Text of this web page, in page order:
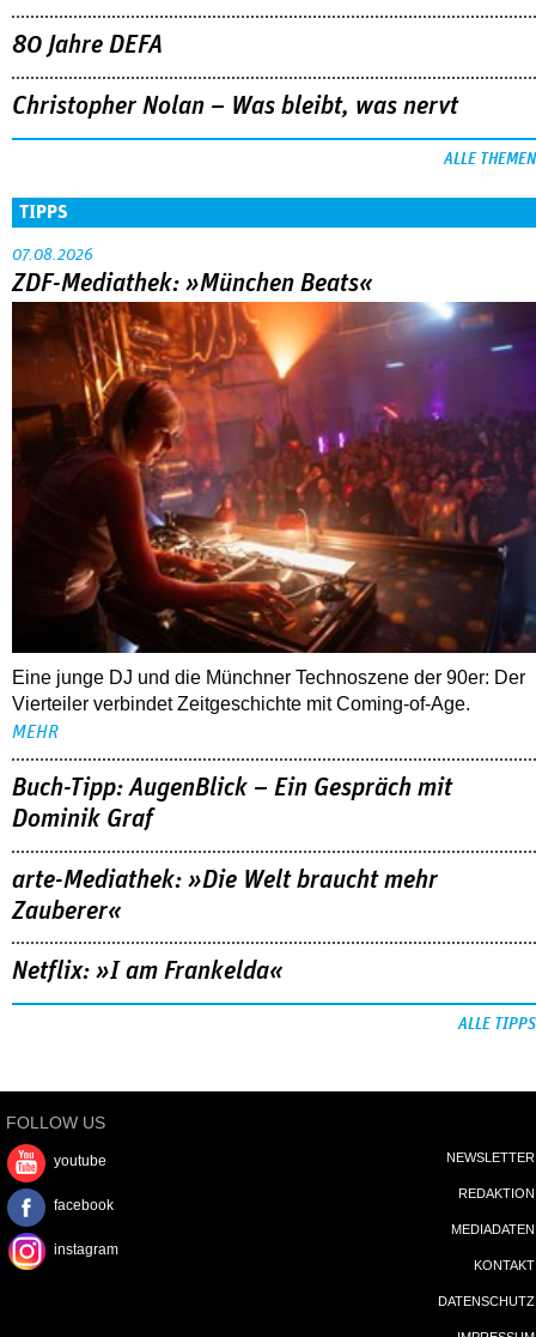
80 Jahre DEFA
Christopher Nolan – Was bleibt, was nervt
ALLE THEMEN
TIPPS
07.08.2026
ZDF-Mediathek: »München Beats«
Eine junge DJ und die Münchner Technoszene der 90er: Der
Vierteiler verbindet Zeitgeschichte mit Coming-of-Age.
MEHR
Buch-Tipp: AugenBlick – Ein Gespräch mit
Dominik Graf
arte-Mediathek: »Die Welt braucht mehr
Zauberer«
Netflix: »I am Frankelda«
ALLE TIPPS
FOLLOW US
youtube
facebook
instagram
NEWSLETTER
REDAKTION
MEDIADATEN
KONTAKT
DATENSCHUTZ